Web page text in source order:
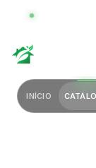
GLOBAL
INÍCIO